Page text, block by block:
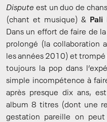
Dispute est un duo de
(chant et musique) &
Pali
Dans un effort de faire de
prolongé (la collaboration
les années 2010) et
toujours la pop dans
simple incompétence à
après presque dix ans,
album 8 titres (dont une
gestation pareille on peut